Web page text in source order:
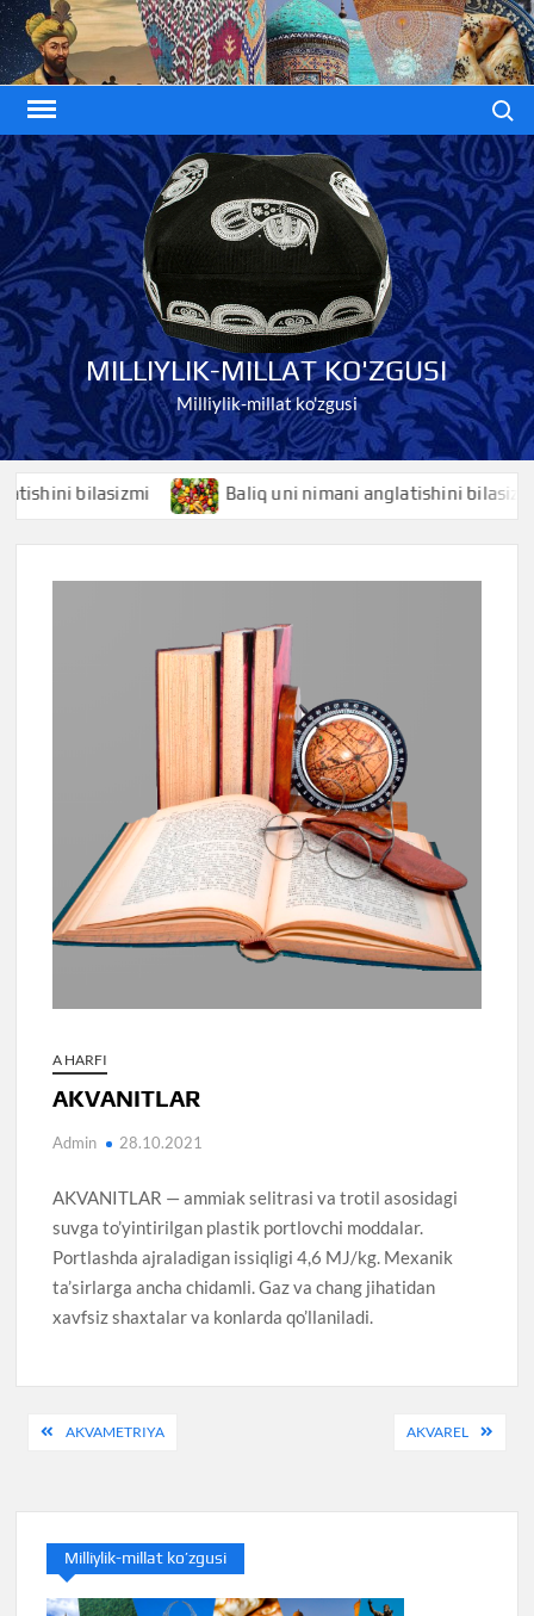
Skip
to
content
MILLIYLIK-MILLAT KO'ZGUSI
Milliylik-millat ko'zgusi
bilasizmi Baliq uni nimani anglatishini bilasizmi
A HARFI
AKVANITLAR
Admin 28.10.2021
AKVANITLAR — ammiak selitrasi va trotil asosidagi
suvga to’yintirilgan plastik portlovchi moddalar.
Portlashda ajraladigan issiqligi 4,6 MJ/kg. Mexanik
ta’sirlarga ancha chidamli. Gaz va chang jihatidan
xavfsiz shaxtalar va konlarda qo’llaniladi.
PostAKVAMETRIYA AKVAREL
Milliylik-millat ko’zgusi